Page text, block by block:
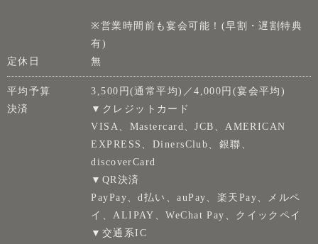
※営業時間前も宴会可能！(早割・遅割特典
有)
定休日
無
平均予算
3,500円(通常平均)／4,000円(宴会平均)
決済
▼クレジットカード
VISA、Mastercard、JCB、AMERICAN
EXPRESS、DinersClub、銀聯、
discoverCard
▼QR決済
PayPay、d払い、auPay、楽天Pay、メルペ
イ、ALIPAY、WeChat Pay、クイックペイ
▼交通系IC